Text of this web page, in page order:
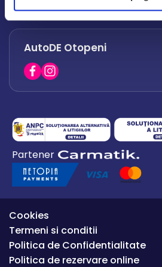
0730 063 852
0730 063 851
AutoDE Otopeni
0754 649 360
Partener
Cookies
Termeni si conditii
Politica de Confidentialitate
Politica de rezervare online